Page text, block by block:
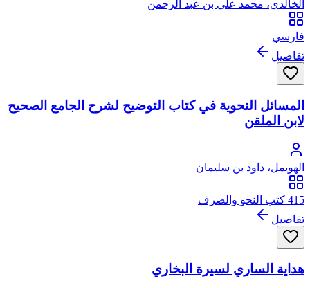
الخالدي، محمد علي بن عبد الرحمن
فارسي
تفاصيل
المسائل النحوية في كتاب التوضيح لشرح الجامع الصحيح
لابن الملقن
الهويمل، داود بن سليمان
415 كتب النحو والصرف
تفاصيل
هداية الساري لسيرة البخاري